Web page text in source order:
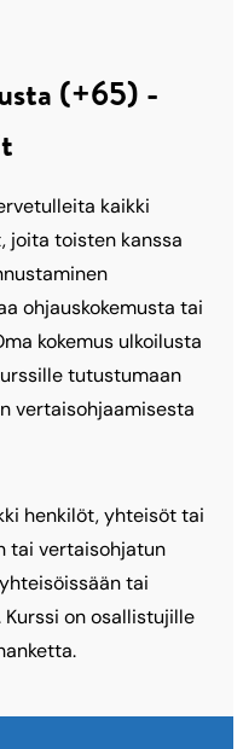
(+65) -
kaikki
joita toisten kanssa
ohjauskokemusta tai
kokemus ulkoilusta
tutustumaan
vertaisohjaamisesta
henkilöt, yhteisöt tai
tai vertaisohjatun
tai
on osallistujille